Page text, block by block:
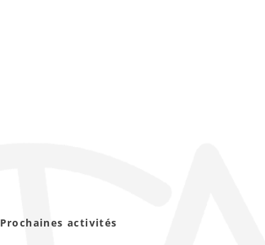
Prochaines activités